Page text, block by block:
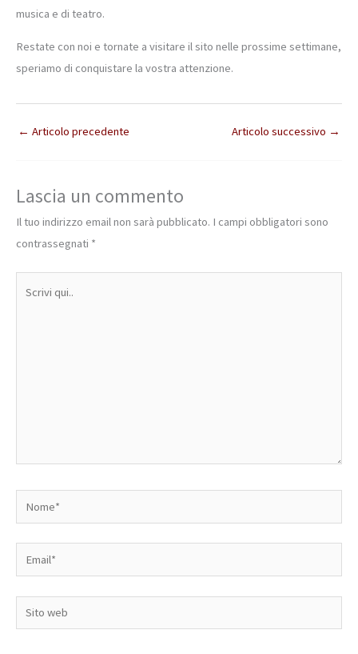
musica e di teatro.
Restate con noi e tornate a visitare il sito nelle prossime settimane,
speriamo di conquistare la vostra attenzione.
← Articolo precedente Articolo successivo →
Lascia un commento
Il tuo indirizzo email non sarà pubblicato. I campi obbligatori sono
contrassegnati *
Sito
web